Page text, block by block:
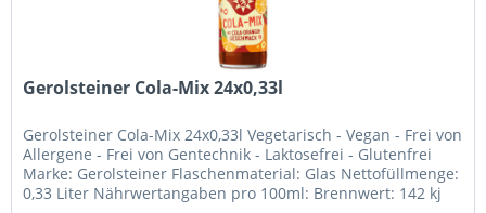
Gerolsteiner Cola-Mix 24x0,33l
Gerolsteiner Cola-Mix 24x0,33l Vegetarisch - Vegan - Frei von
Allergene - Frei von Gentechnik - Laktosefrei - Glutenfrei
Marke: Gerolsteiner Flaschenmaterial: Glas Nettofüllmenge:
0,33 Liter Nährwertangaben pro 100ml: Brennwert: 142 kj